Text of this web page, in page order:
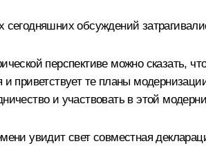
сегодняшних обсуждений
перспективе можно сказать,
и приветствует те планы
и участвовать в этой
увидит свет совместная